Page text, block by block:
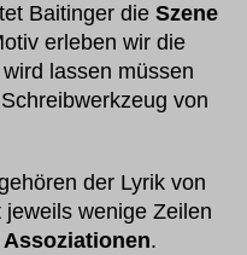
Baitinger dieSzene
erleben wir die
lassen müssen
von
der Lyrik von
wenige Zeilen
.